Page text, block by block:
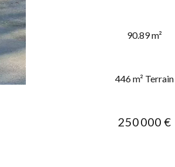
90.89 m²
446 m² Terrain
250 000 €